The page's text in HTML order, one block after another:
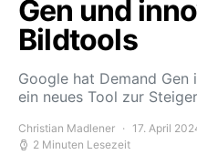
Gen und
Bildtools
Google hat Demand
ein neues Tool zur
Christian Madlener 17. April
2 Minuten Lesezeit